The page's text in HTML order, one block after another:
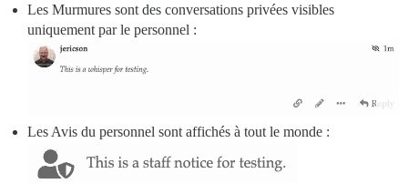
Les Murmures sont des conversations privées visibles
uniquement par le personnel :
Les Avis du personnel sont affichés à tout le monde :